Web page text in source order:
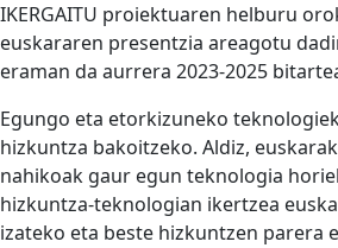
IKERGAITU proiektuaren helburu
euskararen presentzia areagotu
eraman da aurrera 2023-2025
Egungo eta etorkizuneko
hizkuntza bakoitzeko. Aldiz,
nahikoak gaur egun teknologia
hizkuntza-teknologian ikertzea
izateko eta beste hizkuntzen parera